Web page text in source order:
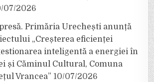
07/2026
Primăria Urechești anunță
„Creșterea eficienței
inteligentă a energiei în
și Căminul Cultural, Comuna
Vrancea” 10/07/2026